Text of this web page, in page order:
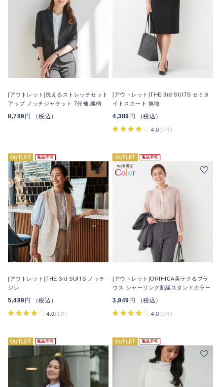
[アウトレット]洗えるストレッチセット
アップ ノッチジャケット 7分袖 織柄
8,789 円 （税込）
[アウトレット]THE 3rd SUITS セミタ
イトスカート 無地
4,389 円 （税込）
4.0(1件)
返品不可
[アウトレット]THE 3rd SUITS ノッチ
ジレ
5,489円 （税込）
4.0(1件)
返品不可
[アウトレット]ORIHICA美ラクるブラ
ウス シャーリング割繊スタンドカラー
3,949円 （税込）
4.0(1件)
返品不可 返品不可